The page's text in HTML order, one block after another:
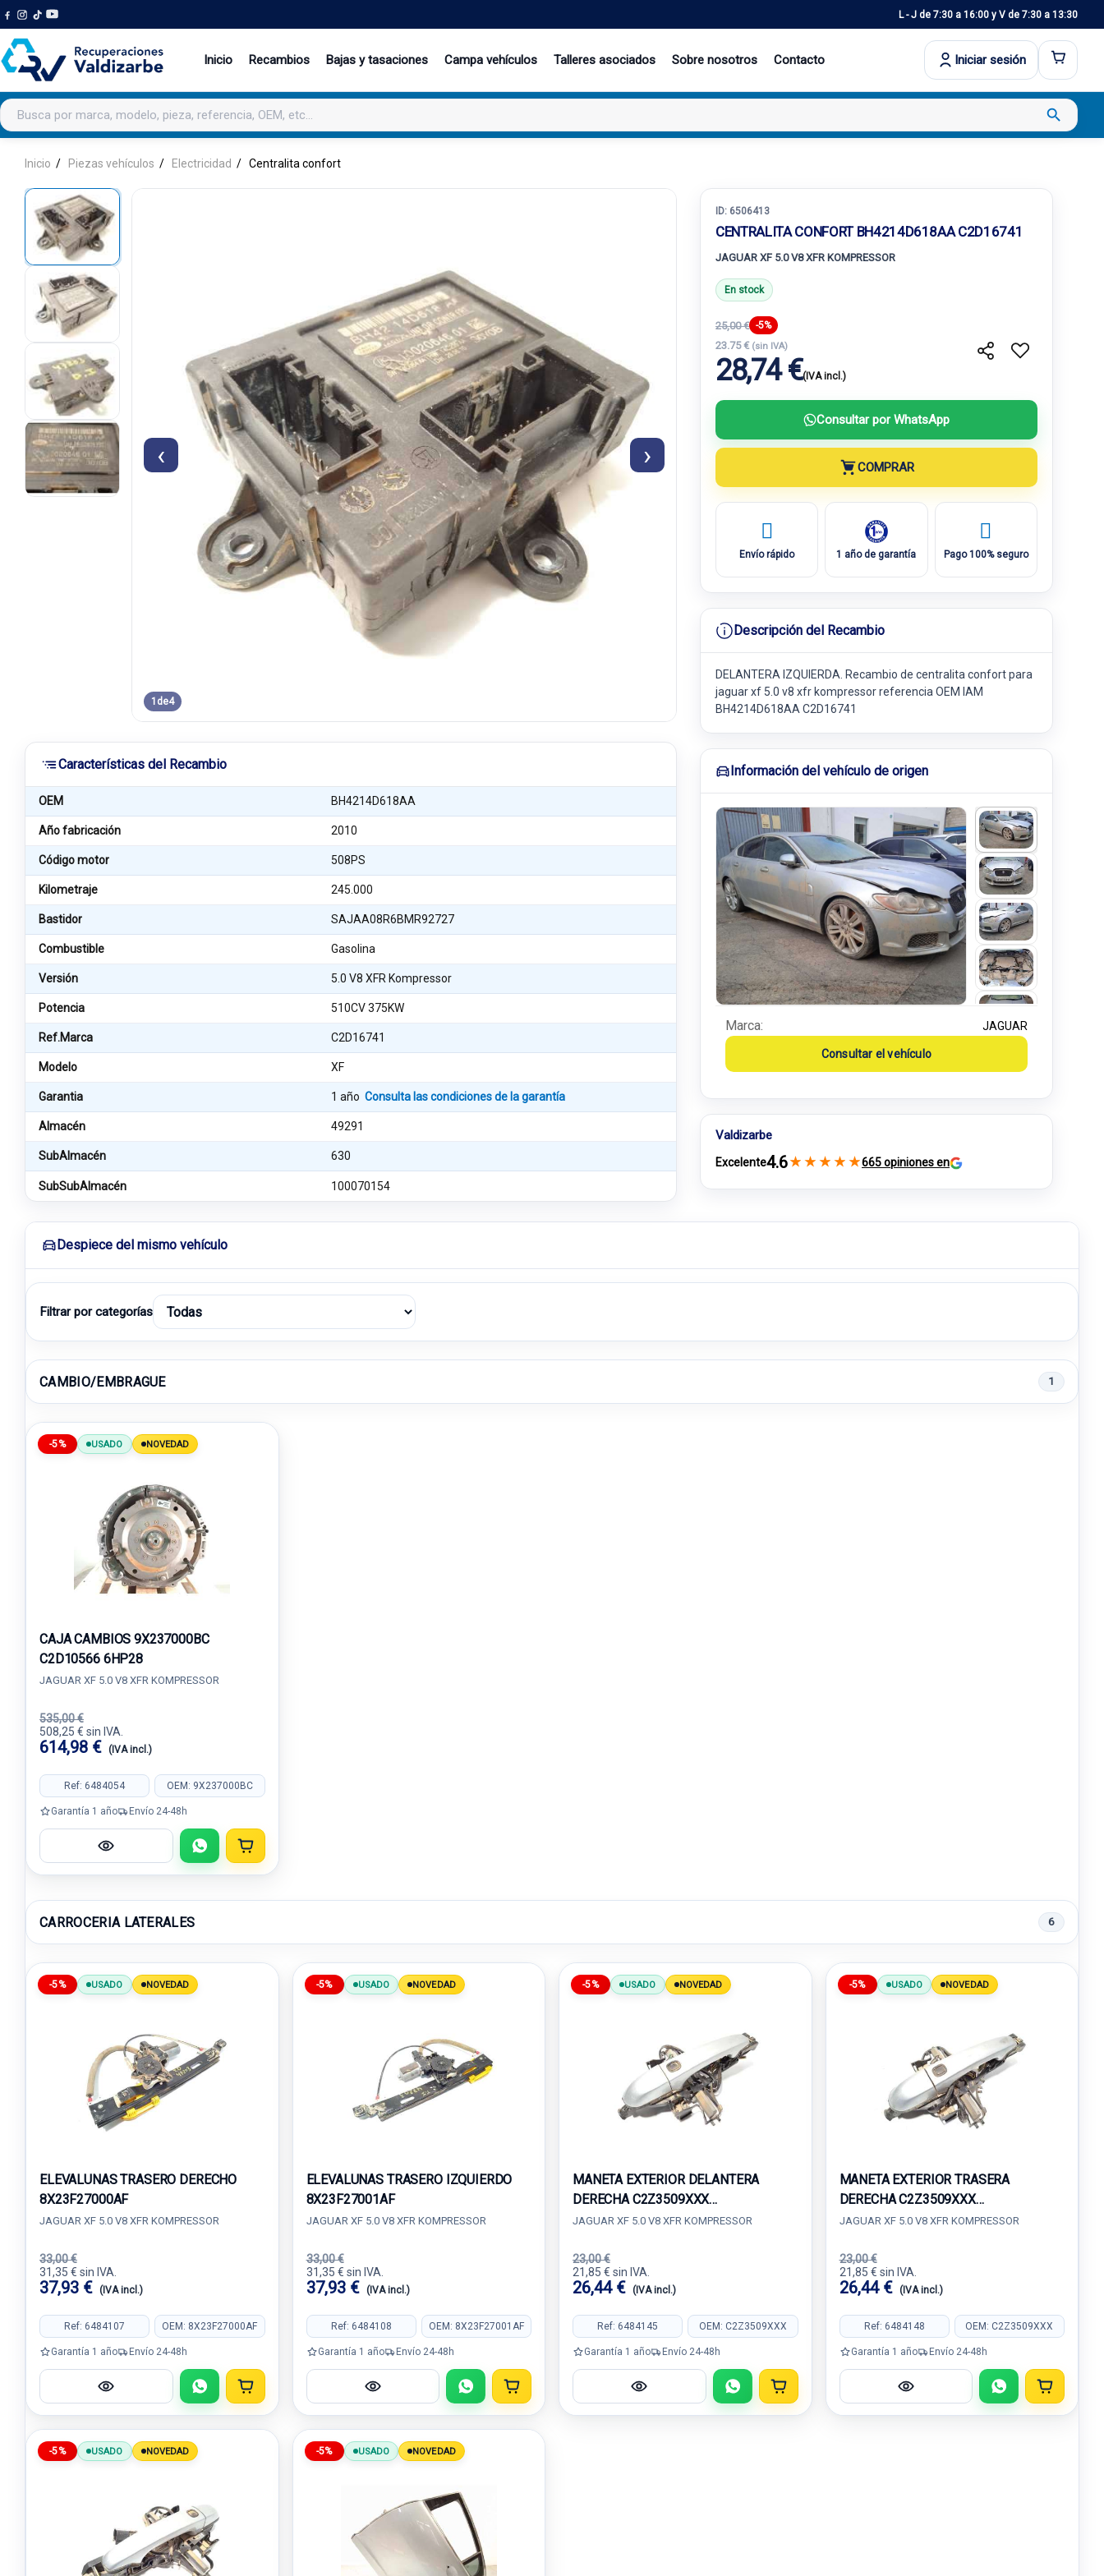
L - J de 7:30 a 16:00 y V de 7:30 a 13:30
Inicio Recambios Bajas y tasaciones Campa vehículos Talleres asociados Sobre nosotros Contacto Iniciar sesión
Buscar productos search
Inicio Piezas vehículos Electricidad Centralita confort
‹ ›
1 de4
Características del Recambio
OEM BH4214D618AA
Año fabricación 2010
Código motor 508PS
Kilometraje 245.000
Bastidor SAJAA08R6BMR92727
Combustible Gasolina
Versión 5.0 V8 XFR Kompressor
Potencia 510CV 375KW
Ref.Marca C2D16741
Modelo XF
Garantia 1 añoConsulta las condiciones de la garantía
Almacén 49291
SubAlmacén 630
SubSubAlmacén 100070154
ID: 6506413
CENTRALITA CONFORT BH4214D618AA C2D16741
JAGUAR XF 5.0 V8 XFR KOMPRESSOR
En stock
25,00 € -5%
23.75 € (sin IVA)
28,74 €(IVA incl.)
Consultar por WhatsApp
COMPRAR
Envío rápido 1 año de garantía Pago 100% seguro
Descripción del Recambio
DELANTERA IZQUIERDA. Recambio de centralita confort para
jaguar xf 5.0 v8 xfr kompressor referencia OEM IAM
BH4214D618AA C2D16741
Información del vehículo de origen
Marca: JAGUAR
Consultar el vehículo
Valdizarbe
Excelente4.6★ ★ ★ ★ ★665 opiniones en
Despiece del mismo vehículo
Filtrar por categorías
CAMBIO/EMBRAGUE 1
-5% USADO NOVEDAD
CAJA CAMBIOS 9X237000BC
C2D10566 6HP28
JAGUAR XF 5.0 V8 XFR KOMPRESSOR
535,00 €
508,25 € sin IVA.
614,98 € (IVA incl.)
Ref: 6484054 OEM: 9X237000BC
Garantía 1 año Envío 24-48h
CARROCERIA LATERALES 6
-5% USADO NOVEDAD
ELEVALUNAS TRASERO DERECHO
8X23F27000AF
JAGUAR XF 5.0 V8 XFR KOMPRESSOR
33,00 €
31,35 € sin IVA.
37,93 € (IVA incl.)
Ref: 6484107 OEM: 8X23F27000AF
Garantía 1 año Envío 24-48h
-5% USADO NOVEDAD
ELEVALUNAS TRASERO IZQUIERDO
8X23F27001AF
JAGUAR XF 5.0 V8 XFR KOMPRESSOR
33,00 €
31,35 € sin IVA.
37,93 € (IVA incl.)
Ref: 6484108 OEM: 8X23F27001AF
Garantía 1 año Envío 24-48h
-5% USADO NOVEDAD
MANETA EXTERIOR DELANTERA
DERECHA C2Z3509XXX
8X2322400ABW
JAGUAR XF 5.0 V8 XFR KOMPRESSOR
23,00 €
21,85 € sin IVA.
26,44 € (IVA incl.)
Ref: 6484145 OEM: C2Z3509XXX
Garantía 1 año Envío 24-48h
-5% USADO NOVEDAD
MANETA EXTERIOR TRASERA
DERECHA C2Z3509XXX
8X2322400ABW
JAGUAR XF 5.0 V8 XFR KOMPRESSOR
23,00 €
21,85 € sin IVA.
26,44 € (IVA incl.)
Ref: 6484148 OEM: C2Z3509XXX
Garantía 1 año Envío 24-48h
-5% USADO NOVEDAD -5% USADO NOVEDAD